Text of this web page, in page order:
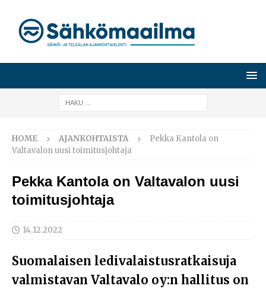
HOME AJANKOHTAISTA
Pekka Kantola on
Valtavalon uusi toimitusjohtaja
Pekka Kantola on Valtavalon uusi
toimitusjohtaja
14.12.2022
Suomalaisen ledivalaistusratkaisuja
valmistavan Valtavalo oy:n hallitus on